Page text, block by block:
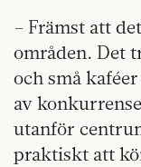
– Främst att
områden. Det
och små
av
utanför
praktiskt att